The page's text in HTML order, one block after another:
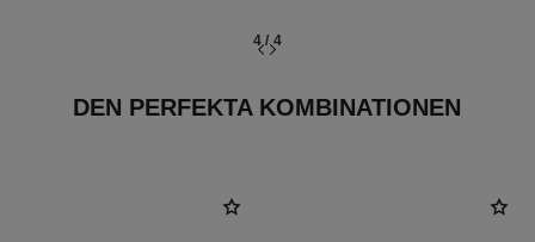
4/4
DEN PERFEKTA KOMBINATIONEN